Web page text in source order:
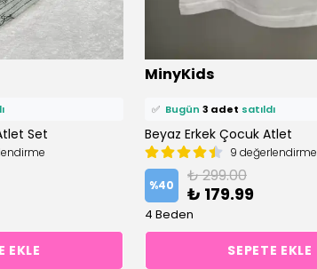
Set
EKLE
MinyKids
⭐️ Bu ürünü15 kişifavoriledi!
8 kişi
✅ Bugün 3 adet satıldı
Beyaz Erkek Çocuk Atlet
9 değerlendirme
%40 ₺ 299.00
₺ 179.99
4 Beden
SEPETE EKLE